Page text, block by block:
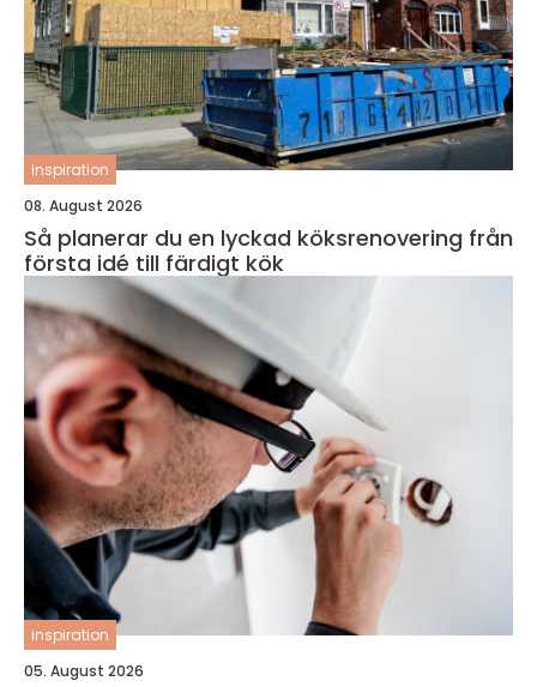
inspiration
08. August 2026
Så planerar du en lyckad köksrenovering från
första idé till färdigt kök
inspiration
05. August 2026